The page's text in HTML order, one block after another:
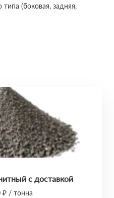
типа (боковая, задняя,
с доставкой
₽ / тонна